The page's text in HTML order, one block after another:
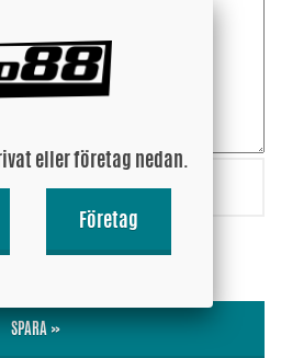
Ja
SPARA »
eller företag nedan.
Företag